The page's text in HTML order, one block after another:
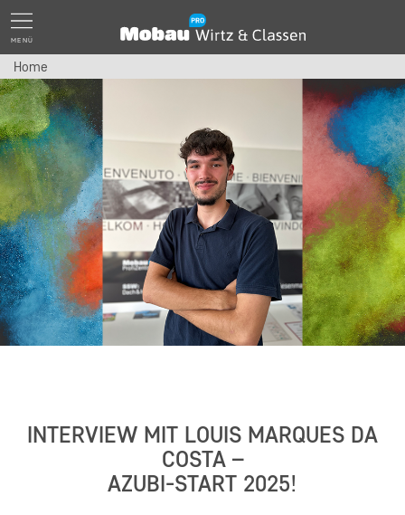
MENÜ
Home
INTERVIEW MIT LOUIS MARQUES DA
COSTA –
AZUBI-START 2025!